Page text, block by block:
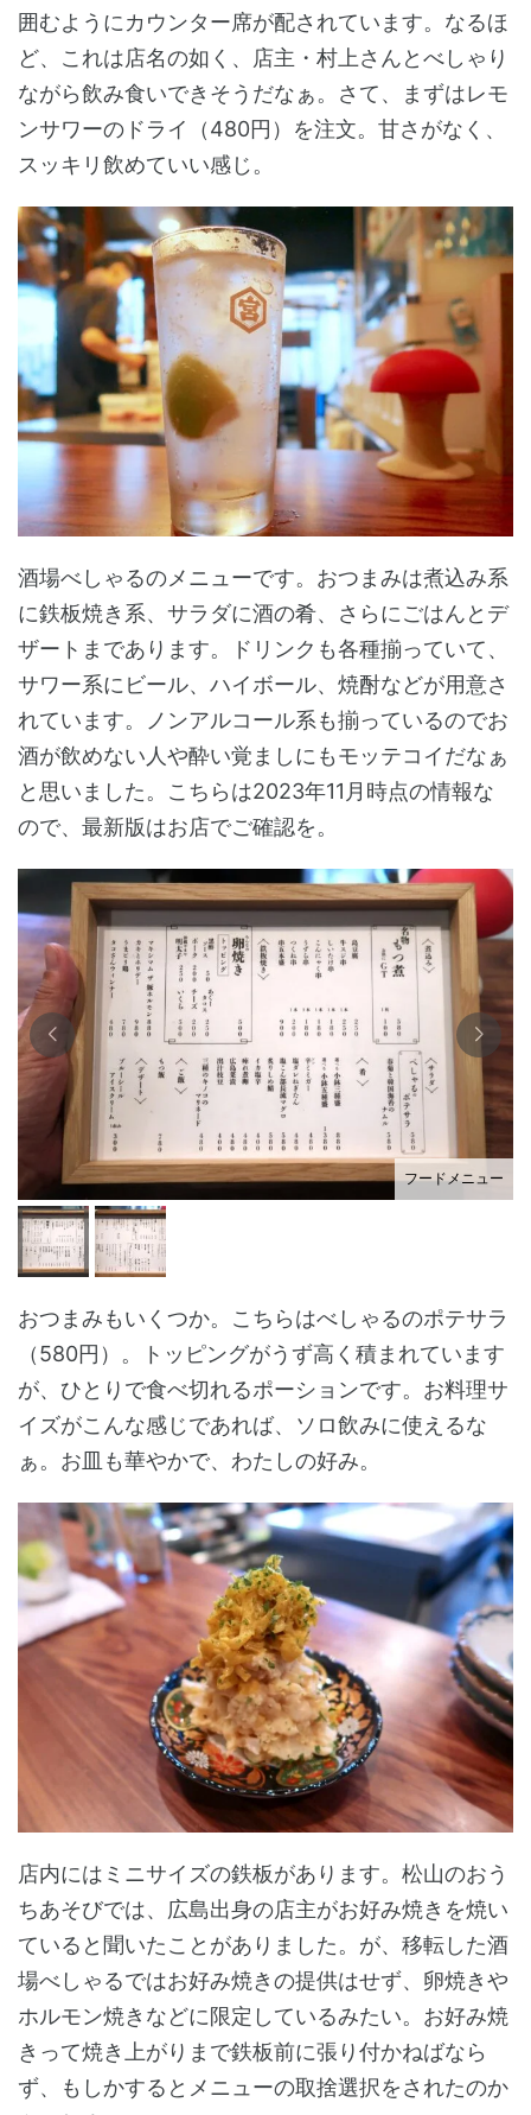
囲むようにカウンター席が配されています。なるほ
ど、これは店名の如く、店主・村上さんとべしゃり
ながら飲み食いできそうだなぁ。さて、まずはレモ
ンサワーのドライ（480円）を注文。甘さがなく、
スッキリ飲めていい感じ。
酒場べしゃるのメニューです。おつまみは煮込み系
に鉄板焼き系、サラダに酒の肴、さらにごはんとデ
ザートまであります。ドリンクも各種揃っていて、
サワー系にビール、ハイボール、焼酎などが用意さ
れています。ノンアルコール系も揃っているのでお
酒が飲めない人や酔い覚ましにもモッテコイだなぁ
と思いました。こちらは2023年11月時点の情報な
ので、最新版はお店でご確認を。
フードメニュー
おつまみもいくつか。こちらはべしゃるのポテサラ
（580円）。トッピングがうず高く積まれています
が、ひとりで食べ切れるポーションです。お料理サ
イズがこんな感じであれば、ソロ飲みに使えるな
ぁ。お皿も華やかで、わたしの好み。
店内にはミニサイズの鉄板があります。松山のおう
ちあそびでは、広島出身の店主がお好み焼きを焼い
ていると聞いたことがありました。が、移転した酒
場べしゃるではお好み焼きの提供はせず、卵焼きや
ホルモン焼きなどに限定しているみたい。お好み焼
きって焼き上がりまで鉄板前に張り付かねばなら
ず、もしかするとメニューの取捨選択をされたのか